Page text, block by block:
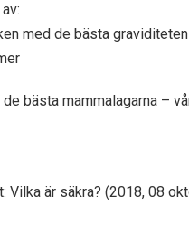
med de bästa
bästa mammalagarna –
Vilka är säkra? (2018, 08